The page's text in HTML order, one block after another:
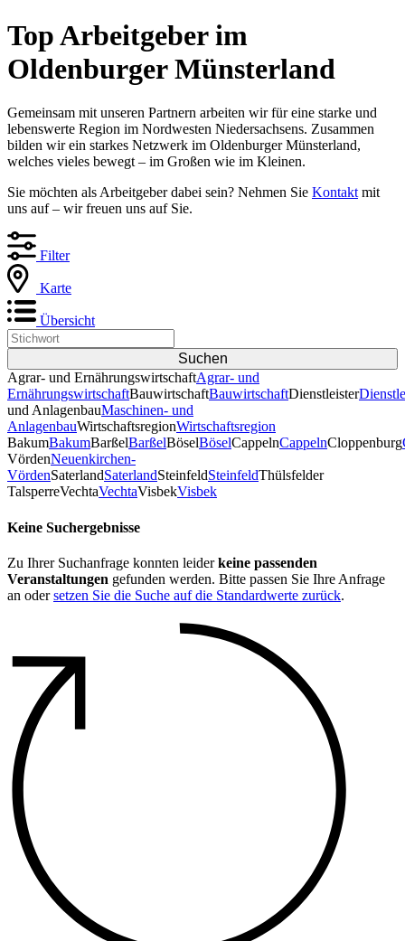
Top Arbeitgeber im
Oldenburger Münsterland
Gemeinsam mit unseren Partnern arbeiten wir für eine starke und
lebenswerte Region im Nordwesten Niedersachsens. Zusammen
bilden wir ein starkes Netzwerk im Oldenburger Münsterland,
welches vieles bewegt – im Großen wie im Kleinen.
Sie möchten als Arbeitgeber dabei sein? Nehmen Sie Kontakt mit
uns auf – wir freuen uns auf Sie.
Filter
Karte
Übersicht
Agrar- und ErnährungswirtschaftAgrar- und
ErnährungswirtschaftBauwirtschaftBauwirtschaftDienstleister
und AnlagenbauMaschinen- und
AnlagenbauWirtschaftsregionWirtschaftsregion
BakumBakumBarßelBarßelBöselBöselCappelnCappelnCloppenburg
VördenNeuenkirchen-
VördenSaterlandSaterlandSteinfeldSteinfeldThülsfelder
TalsperreVechtaVechtaVisbekVisbek
Keine Suchergebnisse
Zu Ihrer Suchanfrage konnten leiderkeine passenden
Veranstaltungen gefunden werden. Bitte passen Sie Ihre Anfrage
an odersetzen Sie die Suche auf die Standardwerte zurück.